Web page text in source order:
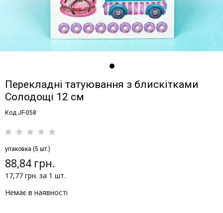
Перекладні татуювання з блискітками
Солодощі 12 см
Код JF-058
упаковка (5 шт.)
88,84 грн.
17,77 грн. за 1 шт.
Немає в наявності